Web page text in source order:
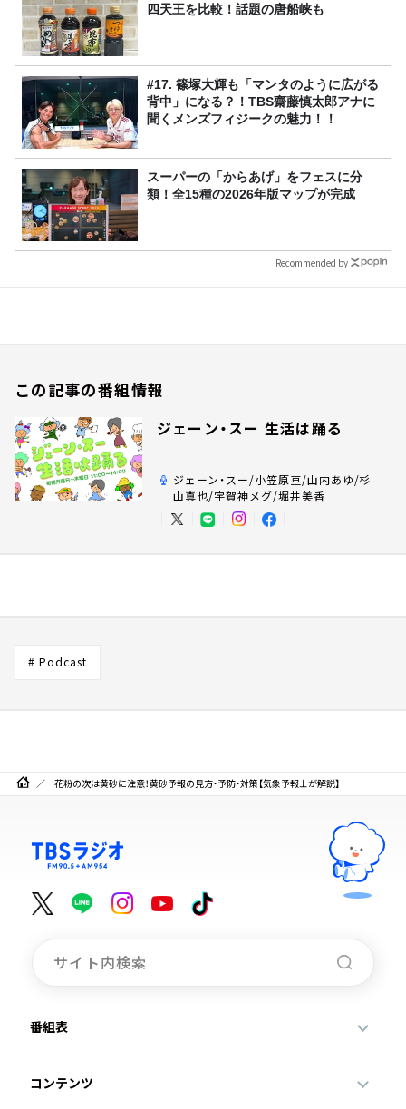
四天王を比較！話題の唐船峡も
#17. 篠塚大輝も「マンタのように広がる
背中」になる？！TBS齋藤慎太郎アナに
聞くメンズフィジークの魅力！！
スーパーの「からあげ」をフェスに分
類！全15種の2026年版マップが完成
Recommended by
この記事の番組情報
ジェーン・スー 生活は踊る
ジェーン・スー/小笠原亘/山内あゆ/杉
山真也/宇賀神メグ/堀井美香
# Podcast
花粉の次は黄砂に注意！黄砂予報の見方・予防・対策【気象予報士が解説】
番組表
コンテンツ